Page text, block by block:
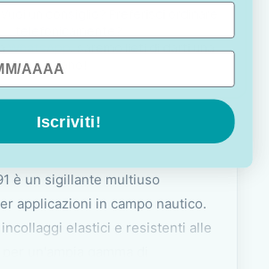
un consiglio? Preferisci ordinare
WhatsApp, saremo lieti di darti una
mano!
è un sigillante multiuso
applicazioni in campo nautico.
incollaggi elastici e resistenti alle
Iscriviti!